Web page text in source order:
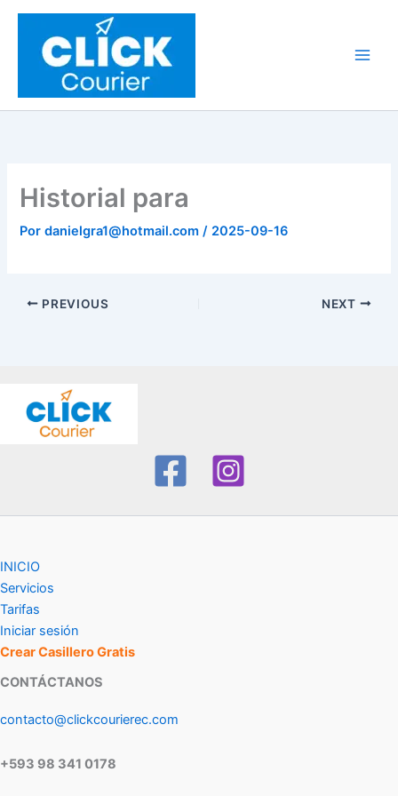
contenido
Historial para
Pordanielgra1@hotmail.com/ 2025-09-16
PREVIOUS NEXT
INICIO
Servicios
Tarifas
Iniciar sesión
Crear Casillero Gratis
CONTÁCTANOS
contacto@clickcourierec.com
+593 98 341 0178